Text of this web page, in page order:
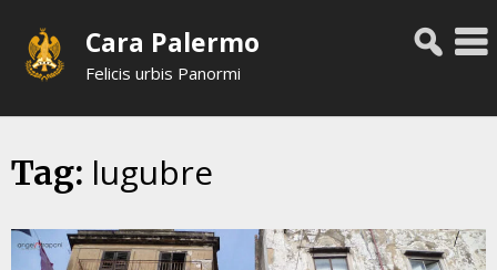
content
Cara Palermo
Felicis urbis Panormi
Tag: lugubre